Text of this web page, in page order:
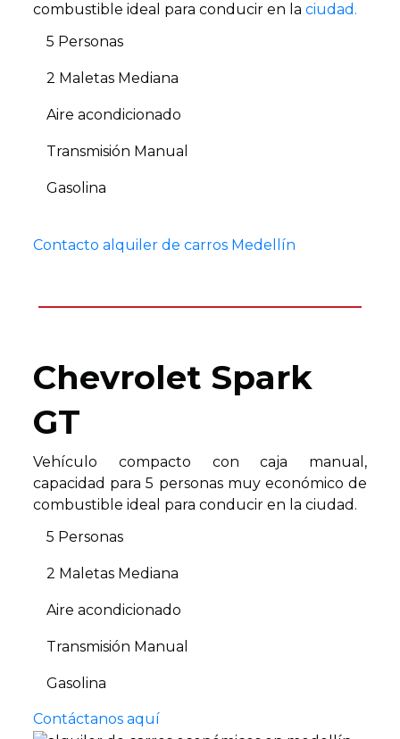
combustible ideal para conducir en laciudad.
5 Personas
2 Maletas Mediana
Aire acondicionado
Transmisión Manual
Gasolina
Contacto alquiler de carros Medellín
Chevrolet Spark
GT
Vehículo compacto con caja manual,
capacidad para 5 personas muy económico de
combustible ideal para conducir en la ciudad.
5 Personas
2 Maletas Mediana
Aire acondicionado
Transmisión Manual
Gasolina
Contáctanos aquí